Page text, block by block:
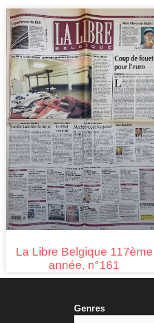
La Libre Belgique 117ème
année, n°161
Genres